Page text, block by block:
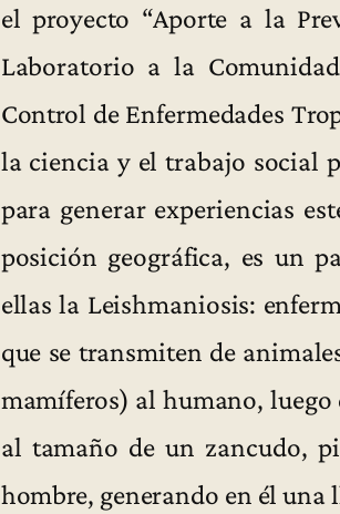
el proyecto “Aporte a la
Laboratorio a la
Control de Enfermedades
la ciencia y el trabajo social
para generar experiencias
posición geográfica, es un
ellas la Leishmaniosis:
que se transmiten de
mamíferos) al humano,
al tamaño de un zancudo,
hombre, generando en él una